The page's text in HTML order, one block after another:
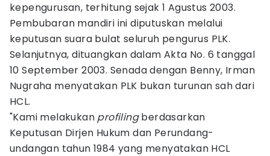
kepengurusan, terhitung sejak 1 Agustus 2003.
Pembubaran mandiri ini diputuskan melalui
keputusan suara bulat seluruh pengurus PLK.
Selanjutnya, dituangkan dalam Akta No. 6 tanggal
10 September 2003. Senada dengan Benny, Irman
Nugraha menyatakan PLK bukan turunan sah dari
HCL.
"Kami melakukan profilingberdasarkan
Keputusan Dirjen Hukum dan Perundang-
undangan tahun 1984 yang menyatakan HCL